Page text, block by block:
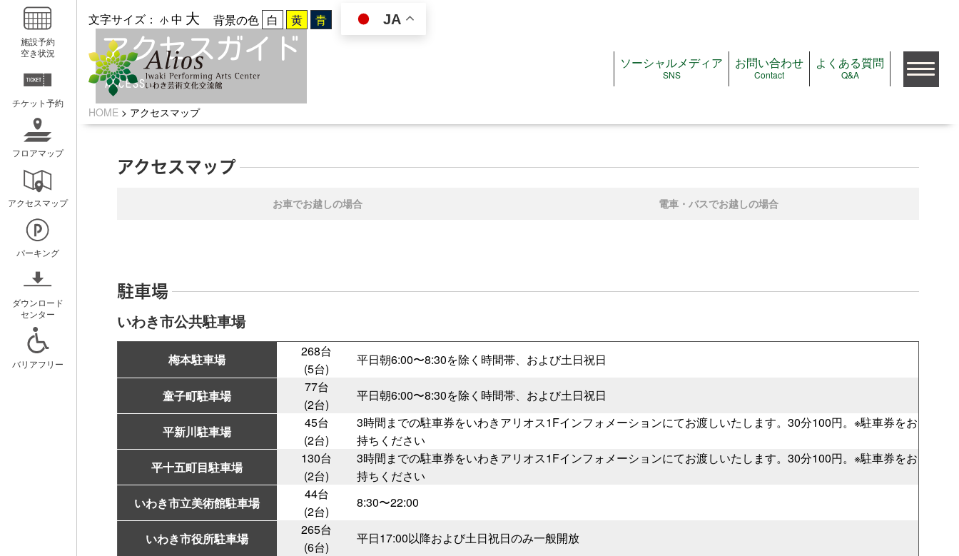
施設予約
空き状況
チケット予約
フロアマップ
アクセスマップ
パーキング
ダウンロード
センター
バリアフリー
いわきアリオスとは
コンセプト
ミッション
概要と沿革
アクセスガイド
WEBマガジン
広報紙アリオスペーパー
施設を使いたい
料金
公演をみたい
公演＆イベントガイド
ただいま受付中の公演
スケジュール
キッズルームプログラム
おでかけアリオス
アクセシビリティ
鑑賞支援サービス
文字サイズ： 小 中 大 背景の色 JA
ソーシャルメディア
SNS
お問い合わせ
Contact
よくある質問
Q&A
HOME> アクセスマップ
アクセスガイド
ACCESS
アクセスマップ
お車でお越しの場合 電車・バスでお越しの場合
駐車場
いわき市公共駐車場
梅本駐車場
268台
(5台)
平日朝6:00〜8:30を除く時間帯、および土日祝日
童子町駐車場
77台
(2台)
平日朝6:00〜8:30を除く時間帯、および土日祝日
平新川駐車場
45台
(2台)
3時間までの駐車券をいわきアリオス1Fインフォメーションにてお渡しいたします。30分100円。※駐車券をお
持ちください
平十五町目駐車場
130台
(2台)
3時間までの駐車券をいわきアリオス1Fインフォメーションにてお渡しいたします。30分100円。※駐車券をお
持ちください
いわき市立美術館駐車場
44台
(2台)
8:30〜22:00
いわき市役所駐車場
265台
(6台)
平日17:00以降および土日祝日のみ一般開放